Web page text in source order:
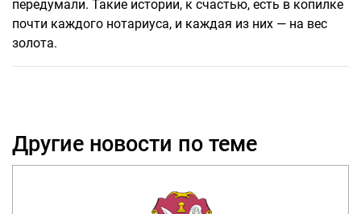
передумали. Такие истории, к счастью, есть в копилке
почти каждого нотариуса, и каждая из них — на вес
золота.
Другие новости по теме